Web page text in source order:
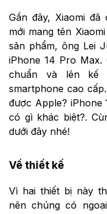
Gần đây, Xiaomi
mới mang tên
sản phẩm, ông Lei
iPhone 14 Pro Max.
chuẩn và lên kế
smartphone cao
được Apple? iPhone
có gì khác biệt?.
dưới đây nhé!
Về thiết kế
Vì hai thiết bị này
nên chúng có